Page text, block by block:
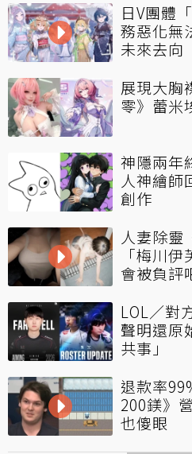
日V團體
務惡化無
未來去向
展現大胸
零》蕾米
神隱兩年
人神繪師
創作
人妻除靈
「梅川
會被負評
LOL／對
聲明還原
共事」
退款率
200鎂》
也傻眼